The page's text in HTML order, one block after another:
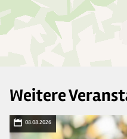
Weitere
08.08.2026